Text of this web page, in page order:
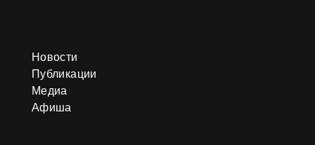
Новости
Публикации
Медиа
Афиша